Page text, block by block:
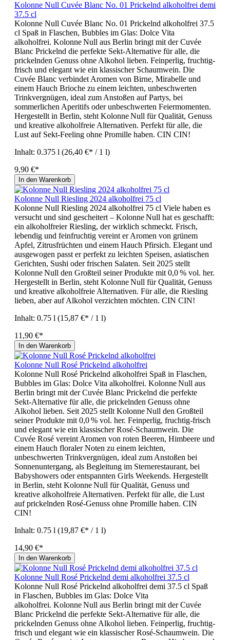
Kolonne Null Cuvée Blanc No. 01 Prickelnd alkoholfrei demi
37.5 cl
Kolonne Null Cuvée Blanc No. 01 Prickelnd alkoholfrei 37.5
cl Spaß in Flaschen, Bubbles im Glas: Dolce Vita
alkoholfrei. Kolonne Null aus Berlin bringt mit der Cuvée
Blanc Prickelnd die perfekte Sekt-Alternative für alle, die
prickelnden Genuss ohne Alkohol lieben. Feinperlig, fruchtig-
frisch und elegant wie ein klassischer Schaumwein. Die
Cuvée Blanc verbindet Aromen von Birne, Mirabelle und
einem Hauch Brioche zu einem leichten, unbeschwerten
Trinkvergnügen, ideal zum Anstoßen auf Partys, bei
sommerlichen Aperitifs oder unbeschwerten Feiermomenten.
Hergestellt in Berlin, steht Kolonne Null für Qualität, Genuss
und kreative alkoholfreie Alternativen. Perfekt für alle, die
Lust auf Sekt‑Feeling ohne Promille haben. CIN CIN!
Inhalt: 0.375 l (26,40 €* / 1 l)
9,90 €*
In den Warenkorb
Kolonne Null Riesling 2024 alkoholfrei 75 cl
Kolonne Null Riesling 2024 alkoholfrei 75 cl Viele haben es
versucht und sind gescheitert – Kolonne Null hat es geschafft:
ein alkoholfreier Riesling, der wirklich schmeckt. Frisch,
lebendig und feinfruchtig vereint er Aromen von grünem
Apfel, Zitrusfrüchten und einem Hauch Pfirsich. Elegant und
ausgewogen passt er perfekt zu leichten Speisen, asiatischen
Gerichten, Sushi oder frischen Salaten. Seit 2025 stellt
Kolonne Null den Großteil seiner Produkte mit 0,0 % vol. her.
Hergestellt in Berlin, steht Kolonne Null für Qualität, Genuss
und kreative alkoholfreie Alternativen. Für alle, die Riesling
lieben, aber auf Alkohol verzichten möchten. CIN CIN!
Inhalt: 0.75 l (15,87 €* / 1 l)
11,90 €*
In den Warenkorb
Kolonne Null Rosé Prickelnd alkoholfrei
Kolonne Null Rosé Prickelnd alkoholfrei Spaß in Flaschen,
Bubbles im Glas: Dolce Vita alkoholfrei. Kolonne Null aus
Berlin bringt mit der Cuvée Blanc Prickelnd die perfekte
Sekt-Alternative für alle, die prickelnden Genuss ohne
Alkohol lieben. Seit 2025 stellt Kolonne Null den Großteil
seiner Produkte mit 0,0 % vol. her. Feinperlig, fruchtig-frisch
und elegant wie ein klassischer Rosé-Schaumwein. Die
Cuvée Rosé vereint Aromen von roten Beeren, Himbeere und
einem Hauch floraler Noten zu einem leichten,
unbeschwerten Trinkvergnügen, ideal zum Anstoßen bei
Sonnenuntergang, als Begleitung im Sternerestaurant, bei
Babyshowers oder entspannten Girls Weekends. Hergestellt
in Berlin, steht Kolonne Null für Qualität, Genuss und
kreative alkoholfreie Alternativen. Perfekt für alle, die Lust
auf prickelnden Rosé-Genuss ohne Promille haben. CIN
CIN!
Inhalt: 0.75 l (19,87 €* / 1 l)
14,90 €*
In den Warenkorb
Kolonne Null Rosé Prickelnd demi alkoholfrei 37.5 cl
Kolonne Null Rosé Prickelnd alkoholfrei demi 37.5 cl Spaß
in Flaschen, Bubbles im Glas: Dolce Vita
alkoholfrei. Kolonne Null aus Berlin bringt mit der Cuvée
Blanc Prickelnd die perfekte Sekt-Alternative für alle, die
prickelnden Genuss ohne Alkohol lieben. Feinperlig, fruchtig-
frisch und elegant wie ein klassischer Rosé-Schaumwein. Die